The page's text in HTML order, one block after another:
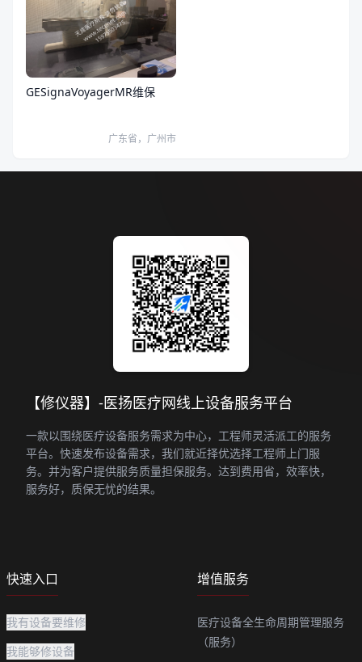
GESignaVoyagerMR维保
广东省，广州市
【修仪器】-医扬医疗网线上设备服务平台
一款以围绕医疗设备服务需求为中心，工程师灵活派工的服务
平台。快速发布设备需求，我们就近择优选择工程师上门服
务。并为客户提供服务质量担保服务。达到费用省，效率快，
服务好，质保无忧的结果。
快速入口
我有设备要维修
我能够修设备
增值服务
医疗设备全生命周期管理服务
（服务）